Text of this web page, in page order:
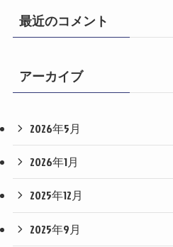
最近のコメント
アーカイブ
2026年5月
2026年1月
2025年12月
2025年9月